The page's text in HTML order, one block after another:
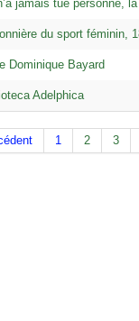
jamais tué personne,
du sport féminin,
Dominique Bayard
Adelphica
1 2 3